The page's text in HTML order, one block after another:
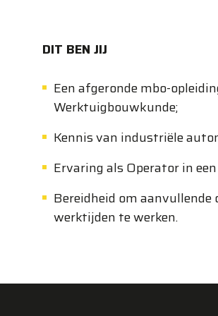
DIT BEN JIJ
Een afgeronde mbo-
Werktuigbouwkunde;
Kennis van industriële
Ervaring als Operator in
Bereidheid om
werktijden te werken.